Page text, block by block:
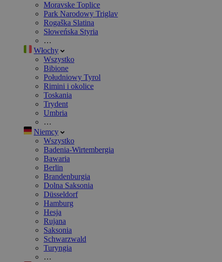
Moravske Toplice
Park Narodowy Triglav
Rogaška Slatina
Słoweńska Styria
…
Włochy
Wszystko
Bibione
Południowy Tyrol
Rimini i okolice
Toskania
Trydent
Umbria
…
Niemcy
Wszystko
Badenia-Wirtembergia
Bawaria
Berlin
Brandenburgia
Dolna Saksonia
Düsseldorf
Hamburg
Hesja
Rujana
Saksonia
Schwarzwald
Turyngia
…